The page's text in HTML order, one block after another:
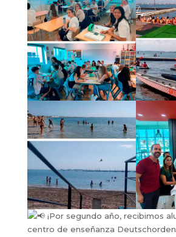
¡Por segundo año, recibimos
centro de enseñanza